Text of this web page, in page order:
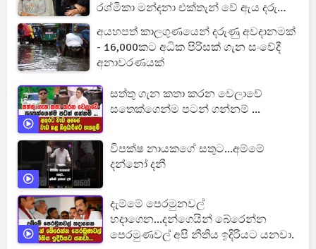
රශ්මිකා මන්දනා එක්තැන් වේ ඇය දරුණු
රෝගී තත්ත්වයකින් සියල්ල හෙළිවෙයි
අයහපත් කාලගුණයෙන් දරුණු අවදානමක්
- 16,000කට අධික පිරිසක් ගැන සංවේදී
අනාවරණයක්
සත්තු ගැන කතා කරන වෙලාවේ
සතෙක්ගෙන්ම පටන් ගන්නම් ...
විපක්ෂ නායකගේ සතුට...අම්මේ
දන්නෝ දනී
දැම්මේ පෙරමුනවල්
හදාගෙන...දන්ගෙයින් බේරෙන්න
පෙරමුණවල් අපි නීතිය ඉදිරියට යනවා.